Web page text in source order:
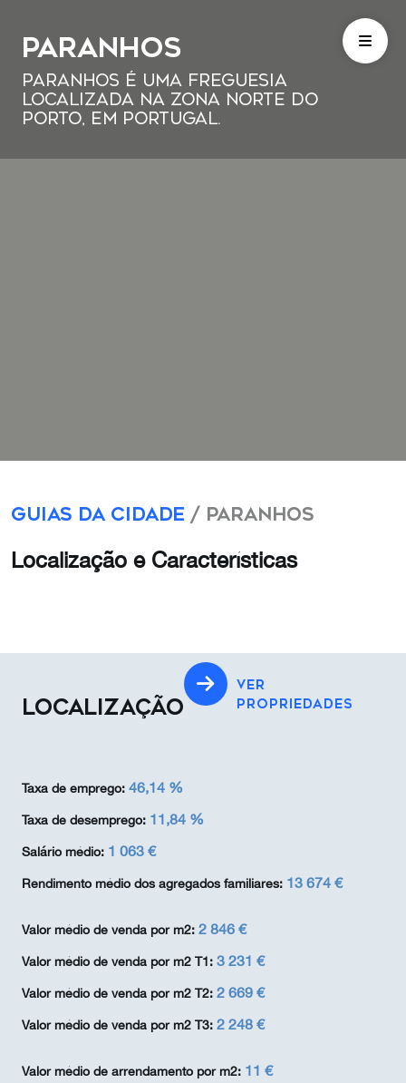
Paranhos
Paranhos é uma freguesia
localizada na zona norte do
Porto, em Portugal.
Guias da Cidade / Paranhos
Localização e Características
LOCALIZAÇÃO
VER
PROPRIEDADES
Taxa de emprego: 46,14 %
Taxa de desemprego: 11,84 %
Salário médio: 1 063 €
Rendimento médio dos agregados familiares: 13 674 €
Valor médio de venda por m2: 2 846 €
Valor médio de venda por m2 T1: 3 231 €
Valor médio de venda por m2 T2: 2 669 €
Valor médio de venda por m2 T3: 2 248 €
Valor médio de arrendamento por m2: 11 €